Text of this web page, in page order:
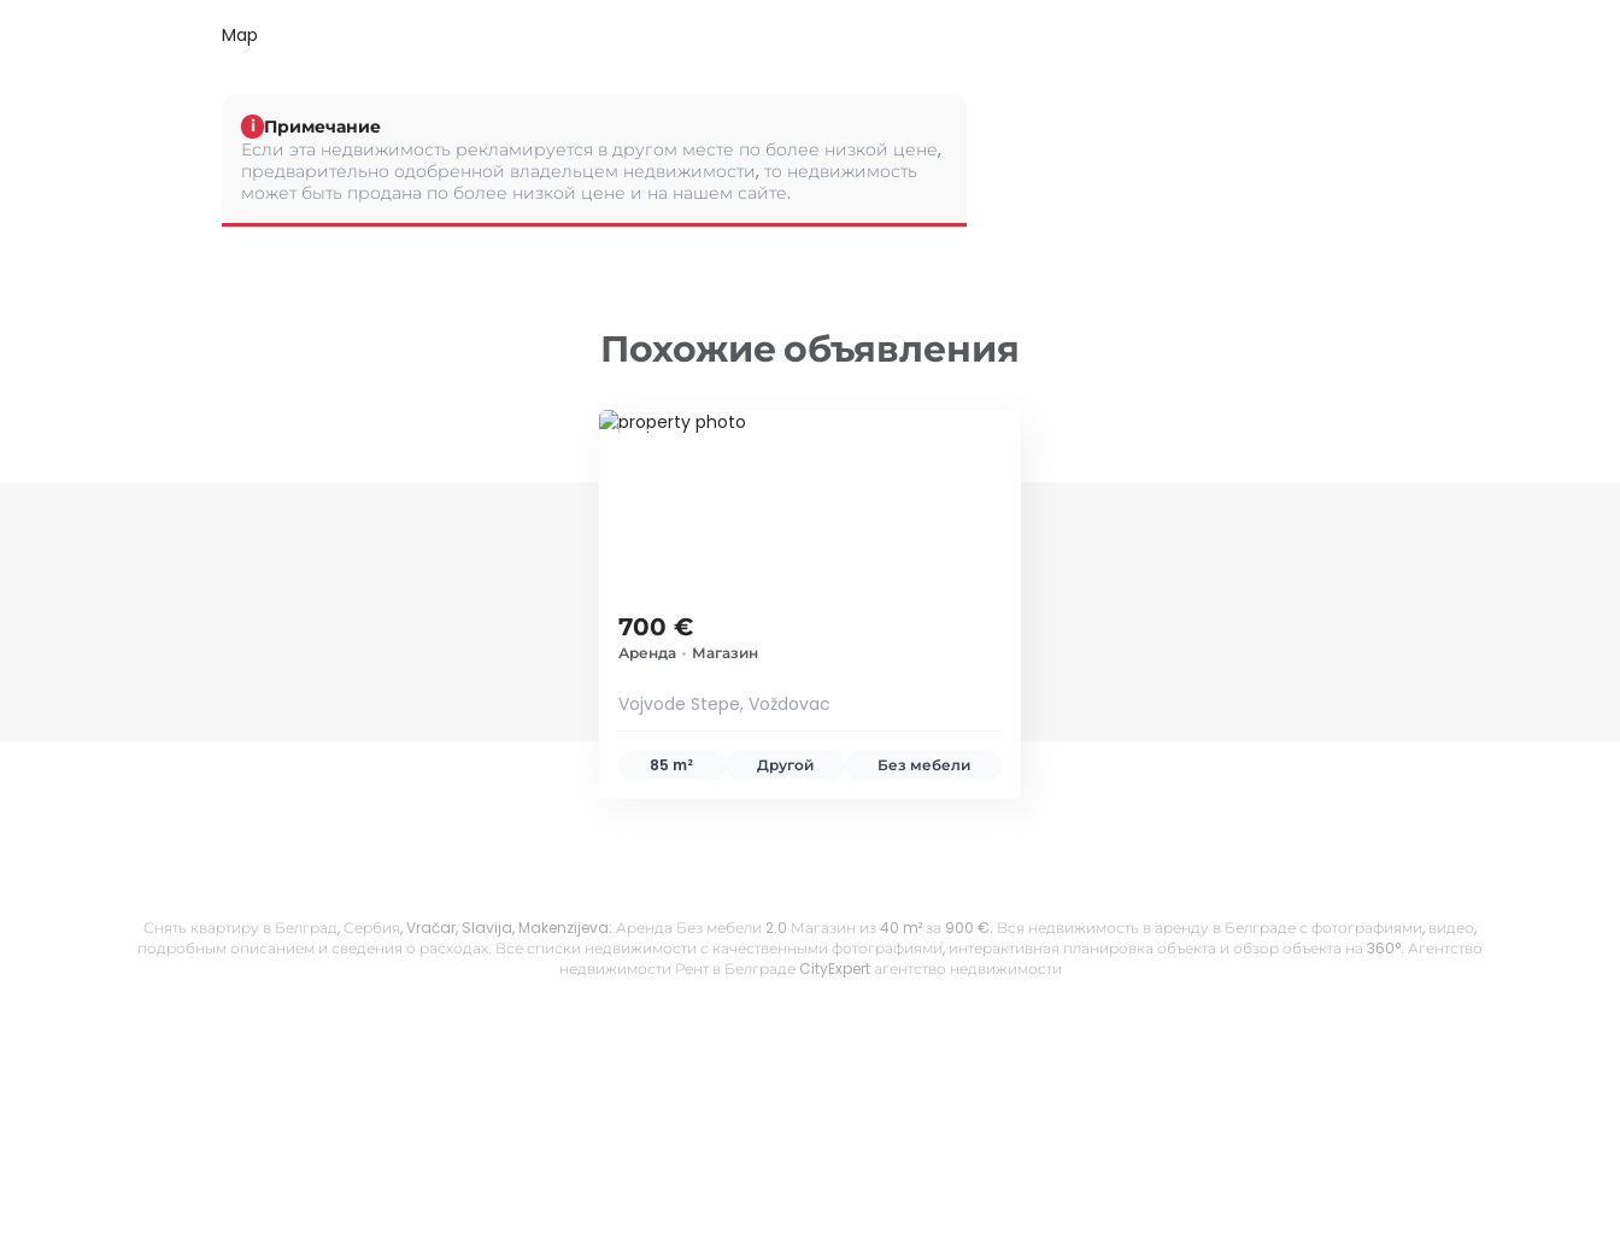
Map
i Примечание
Если эта недвижимость рекламируется в другом месте по более низкой цене,
предварительно одобренной владельцем недвижимости, то недвижимость
может быть продана по более низкой цене и на нашем сайте.
Похожие объявления
ID 74609
700 €
Аренда • Магазин
Vojvode Stepe, Voždovac
85 m² Другой Без мебели
Снять квартиру в Белград, Сербия, Vračar, Slavija, Makenzijeva: Аренда Без мебели 2.0 Магазин из 40 m² за 900 €. Вся недвижимость в аренду в Белграде с фотографиями, видео,
подробным описанием и сведения о расходах. Все списки недвижимости с качественными фотографиями, интерактивная планировка объекта и обзор объекта на 360°. Агентство
недвижимости Рент в Белграде CityExpert агентство недвижимости